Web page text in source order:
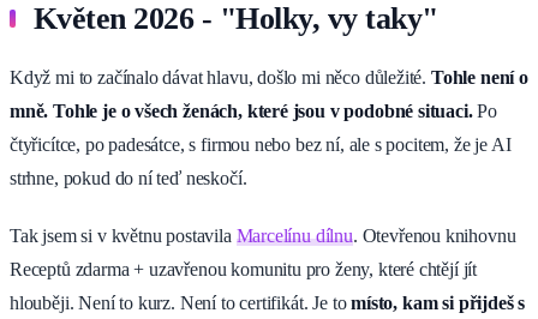
Květen 2026 - "Holky, vy taky"
Když mi to začínalo dávat hlavu, došlo mi něco důležité. Tohle není o
mně. Tohle je o všech ženách, které jsou v podobné situaci.Po
čtyřicítce, po padesátce, s firmou nebo bez ní, ale s pocitem, že je AI
strhne, pokud do ní teď neskočí.
Tak jsem si v květnu postavila Marcelínu dílnu. Otevřenou knihovnu
Receptů zdarma + uzavřenou komunitu pro ženy, které chtějí jít
hlouběji. Není to kurz. Není to certifikát. Je tomísto, kam si přijdeš s